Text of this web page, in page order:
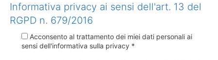
Informativa privacy ai sensi dell'art. 13 del
RGPD n. 679/2016
Acconsento al trattamento dei miei dati personali ai
sensi dell'informativa sulla privacy *